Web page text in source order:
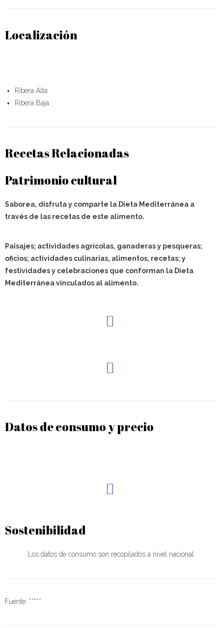
Localización
Ribera Alta
Ribera Baja
Recetas Relacionadas
Patrimonio cultural
Saborea, disfruta y comparte la Dieta Mediterránea a
través de las recetas de este alimento.
Paisajes; actividades agrícolas, ganaderas y pesqueras;
oficios; actividades culinarias, alimentos, recetas; y
festividades y celebraciones que conforman la Dieta
Mediterránea vinculados al alimento.
Datos de consumo y precio
Sostenibilidad
Los datos de consumo son recopilados a nivel nacional
Fuente: *****